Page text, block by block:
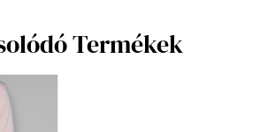
Termékek